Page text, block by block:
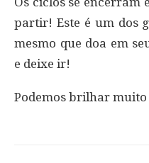
partir! Este é um dos
mesmo que doa em
e deixe ir!
Podemos brilhar muito